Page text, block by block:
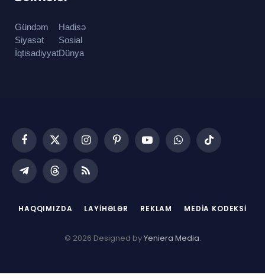
Gündəm
Siyasət
İqtisadiyyat
Hadisə
Sosial
Dünya
Facebook
X
(Twitter)
InstagramPinterestYouTubeWhatsAppTikTok
TelegramThreadsRSS
HAQQIMIZDA LAYIHƏLƏR REKLAM MEDIA KODEKSI
© 2026 Designed byYeniera Media.